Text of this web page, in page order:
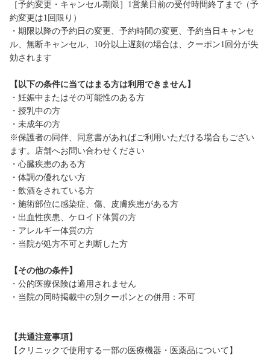
［予約変更・キャンセル期限］1営業日前の受付時間終了まで（予
約変更は1回限り）
・期限以降の予約日の変更、予約時間の変更、予約当日キャンセ
ル、無断キャンセル、10分以上遅刻の場合は、クーポン1回分が失
効されます
【以下の条件に当てはまる方は利用できません】
・妊娠中またはその可能性のある方
・授乳中の方
・未成年の方
※保護者の同伴、同意書があればご利用いただける場合もござい
ます。店舗へお問い合わせください
・心臓疾患のある方
・体調の優れない方
・飲酒をされている方
・施術部位に感染症、傷、皮膚疾患がある方
・出血性疾患、ケロイド体質の方
・アレルギー体質の方
・当院が処方不可と判断した方
【その他の条件】
・公的医療保険は適用されません
・当院の同時掲載中の別クーポンとの併用：不可
【共通注意事項】
【クリニックで使用する一部の医療機器・医薬品について】